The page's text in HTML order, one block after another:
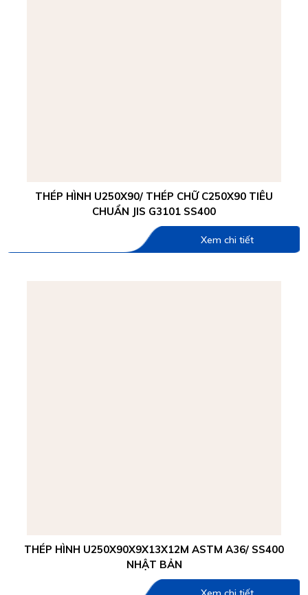
THÉP HÌNH U250X90/ THÉP CHỮ C250X90 TIÊU
CHUẨN JIS G3101 SS400
Xem chi tiết
THÉP HÌNH U250X90X9X13X12M ASTM A36/ SS400
NHẬT BẢN